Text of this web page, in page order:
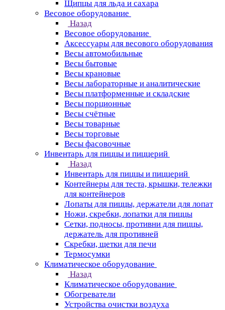
Щипцы для льда и сахара
Весовое оборудование
Назад
Весовое оборудование
Аксессуары для весового оборудования
Весы автомобильные
Весы бытовые
Весы крановые
Весы лабораторные и аналитические
Весы платформенные и складские
Весы порционные
Весы счётные
Весы товарные
Весы торговые
Весы фасовочные
Инвентарь для пиццы и пиццерий
Назад
Инвентарь для пиццы и пиццерий
Контейнеры для теста, крышки, тележки
для контейнеров
Лопаты для пиццы, держатели для лопат
Ножи, скребки, лопатки для пиццы
Сетки, подносы, противни для пиццы,
держатель для противней
Скребки, щетки для печи
Термосумки
Климатическое оборудование
Назад
Климатическое оборудование
Обогреватели
Устройства очистки воздуха